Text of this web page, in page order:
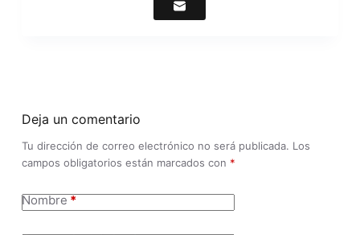
Deja un comentario
Tu dirección de correo electrónico no será publicada. Los
campos obligatorios están marcados con *
Nombre*